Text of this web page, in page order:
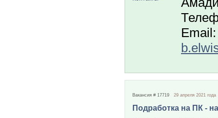
Email:
Вакансия # 17719 29 апреля 2021 года
Подработка на ПК -